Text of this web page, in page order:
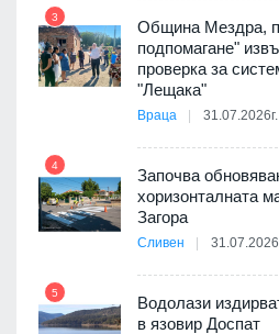
3
Община Мездра,
подпомагане"
проверка за
"Лещака"
Враца 31.07.2026г.
4
Започва
хоризонталната
Загора
Сливен
5
Водолази
в язовир Доспат